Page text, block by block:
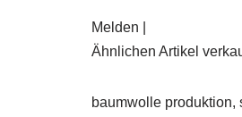
Melden |
Ähnlichen Artikel
baumwolle produktion,